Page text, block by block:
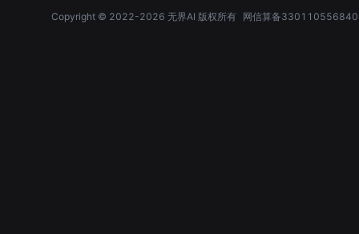
Copyright © 2022-2026 无界AI 版权所有 网信算备